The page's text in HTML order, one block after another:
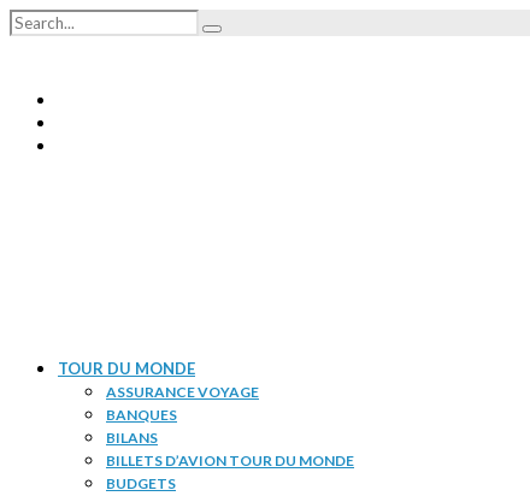
TOUR DU MONDE
ASSURANCE VOYAGE
BANQUES
BILANS
BILLETS D’AVION TOUR DU MONDE
BUDGETS